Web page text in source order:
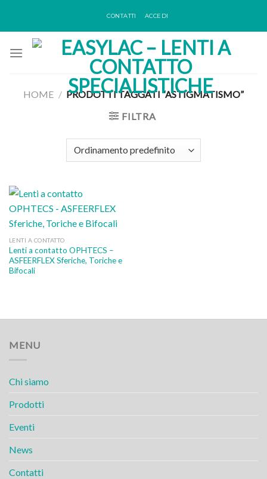
CONTATTI ACCEDI
HOME / PRODOTTI TAGGATI “ASTIGMATISMO”
FILTRA
LENTI A CONTATTO
Lenti a contatto OPHTECS –
ASFEERFLEX Sferiche, Toriche e
Bifocali
MENU
Chi siamo
Prodotti
Eventi
News
Contatti